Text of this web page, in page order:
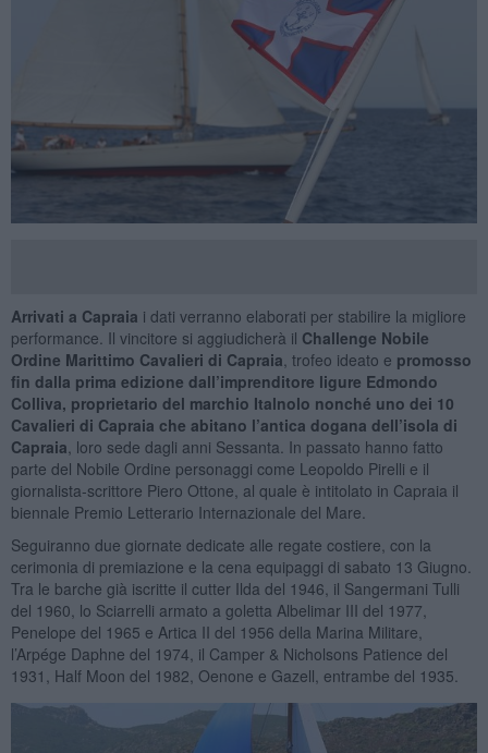
Arrivati a Capraia i dati verranno elaborati per stabilire la migliore
performance. Il vincitore si aggiudicherà il Challenge Nobile
Ordine Marittimo Cavalieri di Capraia , trofeo ideato e promosso
fin dalla prima edizione dall’imprenditore ligure Edmondo
Colliva, proprietario del marchio Italnolo nonché uno dei 10
Cavalieri di Capraia che abitano l’antica dogana dell’isola di
Capraia , loro sede dagli anni Sessanta. In passato hanno fatto
parte del Nobile Ordine personaggi come Leopoldo Pirelli e il
giornalista-scrittore Piero Ottone, al quale è intitolato in Capraia il
biennale Premio Letterario Internazionale del Mare.
Seguiranno due giornate dedicate alle regate costiere, con la
cerimonia di premiazione e la cena equipaggi di sabato 13 Giugno.
Tra le barche già iscritte il cutter Ilda del 1946, il Sangermani Tulli
del 1960, lo Sciarrelli armato a goletta Albelimar III del 1977,
Penelope del 1965 e Artica II del 1956 della Marina Militare,
l’Arpége Daphne del 1974, il Camper & Nicholsons Patience del
1931, Half Moon del 1982, Oenone e Gazell, entrambe del 1935.